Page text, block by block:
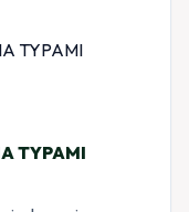
TYPAMI